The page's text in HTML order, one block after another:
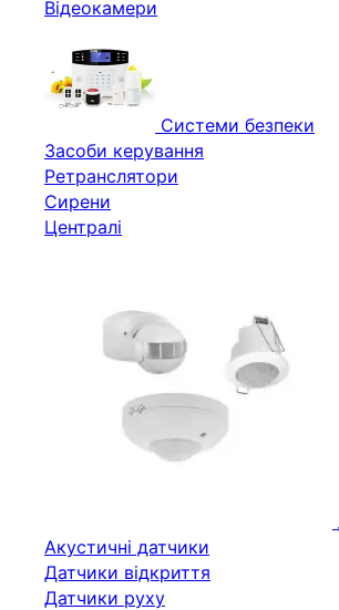
Відеокамери
Системи безпеки
Засоби керування
Ретранслятори
Сирени
Централі
Акустичні датчики
Датчики відкриття
Датчики руху